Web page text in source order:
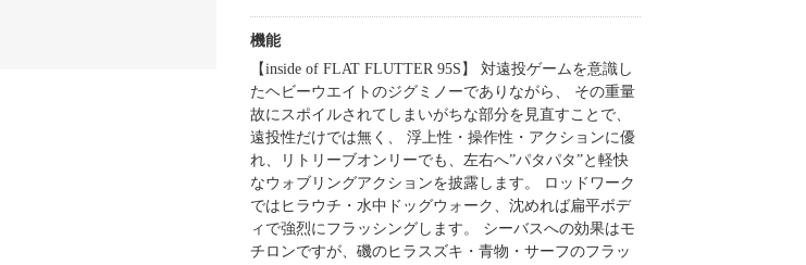
機能
【inside of FLAT FLUTTER 95S】 対遠投ゲームを意識し
たヘビーウエイトのジグミノーでありながら、 その重量
故にスポイルされてしまいがちな部分を見直すことで、
遠投性だけでは無く、 浮上性・操作性・アクションに優
れ、リトリーブオンリーでも、左右へ”パタパタ”と軽快
なウォブリングアクションを披露します。 ロッドワーク
ではヒラウチ・水中ドッグウォーク、沈めれば扁平ボデ
ィで強烈にフラッシングします。 シーバスへの効果はモ
チロンですが、磯のヒラスズキ・青物・サーフのフラッ